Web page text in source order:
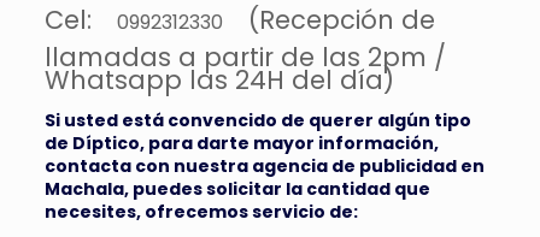
Cel:
0992312330
(Recepción de
llamadas a partir de las 2pm /
Whatsapp las 24H del día)
Si usted está convencido de querer algún tipo
de Díptico, para darte mayor información,
contacta con nuestra agencia de publicidad en
Machala, puedes solicitar la cantidad que
necesites, ofrecemos servicio de: